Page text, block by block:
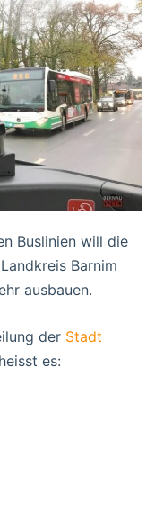
Buslinien will die
Barnim
ausbauen.
der Stadt
es: